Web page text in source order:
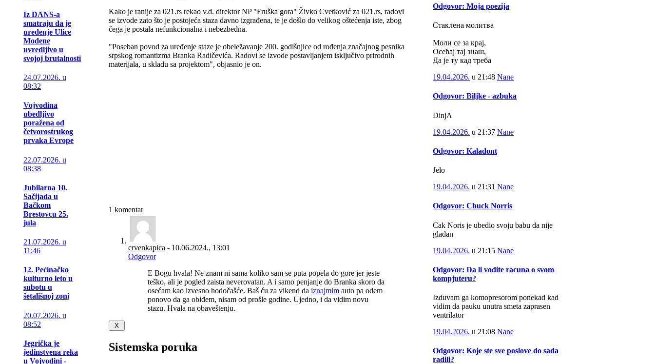
Iz DANS-a
smatraju da je
uređenje Ulice
Modene
uvredljivo u
svojoj brutalnosti
24.07.2026. u
08:32
Vojvodina
ubedljivo
poražena od
četvorostrukog
prvaka Evrope
22.07.2026. u
08:38
Jubilarna 10.
Sačijada u
Bačkom
Brestovcu 25.
jula
21.07.2026. u
11:46
12. Pećinačko
kulturno leto u
subotu u
šetališnoj zoni
20.07.2026. u
08:52
Jegrička je
jedinstvena reka
u Vojvodini -
Kako je ranije za 021.rs rekao v.d. direktor NP "Fruška gora" Živko Cvetković za 021.rs, radovi
se izvode zato što je postojeća staza davno izgrađena, te je došlo do velikog oštećenja iste, zbog
čega je postala nefunkcionalna i nebezbedna.
"Poseban povod za uređenje staze je obeležavanje 200. godišnjice od rođenja značajnog pesnika
srpskog romantizma Branka Radičevića. Radovi se izvode postavljanjem isključivo prirodnih
materijala, u skladu sa projektom", objasnio je on.
1 komentar
crvenkapica - 10.06.2024., 13:01
Odgovor
E Bogu hvala! Ne znam ni sama koliko sam se puta popela do gore jer jeste
teško, ali je pogled zaista neverovatan. A i samo penjanje do Branka skoro da
osećam kao izvesno hodočašće. Baš ću za vikend da iznajmim auto pa odem
ponovo da ga obiđem, nisam od prošle godine. Ujedno, i da vidim novu
stazu. Hvala na obaveštenju.
Sistemska poruka
Odgovor: Moja poezija
Стаклена молитва
Моли се за крај,
Осећај тај знаш,
Да је ту кад треба
19.04.2026. u 21:48 Nane
Odgovor: Biljke - azbuka
DinjA
19.04.2026. u 21:37 Nane
Odgovor: Kaladont
Jelo
19.04.2026. u 21:31 Nane
Odgovor: Chuck Norris
Cak Noris je ubedio svoju babu da nije
gladan
19.04.2026. u 21:15 Nane
Odgovor: Da li vodite racuna o svom
kompjuteru?
Izduvam ga komopresorom ponekad kad
vidim da pauku unutra smeta zaprasen
ventrilator
19.04.2026. u 21:08 Nane
Odgovor: Koje ste sve poslove do sada
radili?